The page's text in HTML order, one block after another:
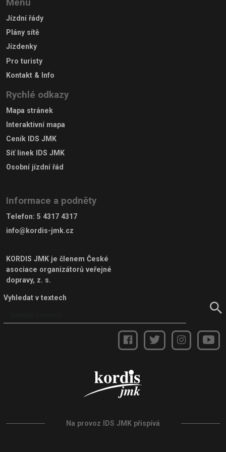
Menu
Jízdní řády
Plány sítě
Jízdenky
Pro turisty
Kontakt & Info
Rychlé odkazy
Mapa stránek
Interaktivní mapa
Ceník IDS JMK
Síť linek IDS JMK
Osobní jízdní řád
Informace a podněty
Telefon: 5 4317 4317
info@kordis-jmk.cz
KORDIS JMK je členem České
asociace organizátorů veřejné
dopravy, z. s.
Vyhledat v textech
Na provoz IDS JMK přispívá